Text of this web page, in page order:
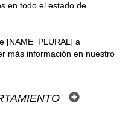
en todo el estado de
[NAME_PLURAL] a
más información en nuestro